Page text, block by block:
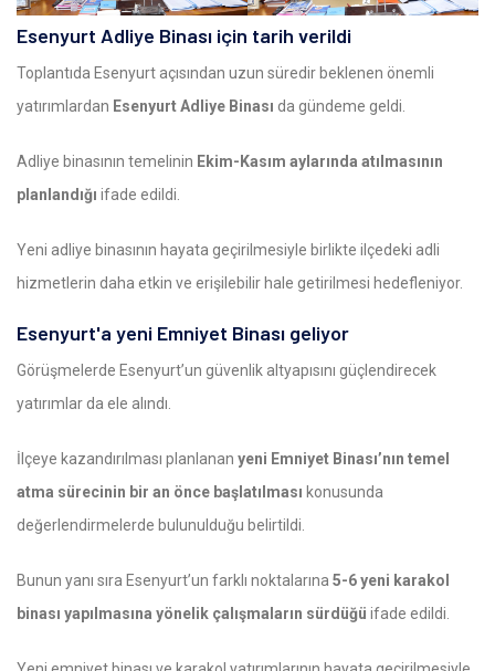
Esenyurt Adliye Binası için tarih verildi
Toplantıda Esenyurt açısından uzun süredir beklenen önemli
yatırımlardan Esenyurt Adliye Binası da gündeme geldi.
Adliye binasının temelinin Ekim-Kasım aylarında atılmasının
planlandığı ifade edildi.
Yeni adliye binasının hayata geçirilmesiyle birlikte ilçedeki adli
hizmetlerin daha etkin ve erişilebilir hale getirilmesi hedefleniyor.
Esenyurt'a yeni Emniyet Binası geliyor
Görüşmelerde Esenyurt’un güvenlik altyapısını güçlendirecek
yatırımlar da ele alındı.
İlçeye kazandırılması planlanan yeni Emniyet Binası’nın temel
atma sürecinin bir an önce başlatılması konusunda
değerlendirmelerde bulunulduğu belirtildi.
Bunun yanı sıra Esenyurt’un farklı noktalarına 5-6 yeni karakol
binası yapılmasına yönelik çalışmaların sürdüğü ifade edildi.